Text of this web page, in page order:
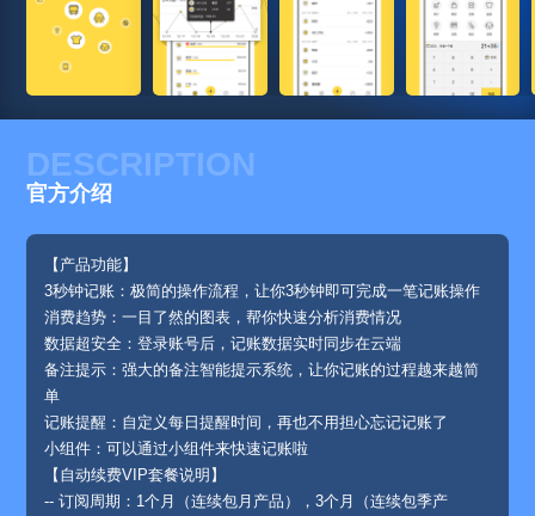
DESCRIPTION
官方介绍
【产品功能】
3秒钟记账：极简的操作流程，让你3秒钟即可完成一笔记账操作
消费趋势：一目了然的图表，帮你快速分析消费情况
数据超安全：登录账号后，记账数据实时同步在云端
备注提示：强大的备注智能提示系统，让你记账的过程越来越简
单
记账提醒：自定义每日提醒时间，再也不用担心忘记记账了
小组件：可以通过小组件来快速记账啦
【自动续费VIP套餐说明】
-- 订阅周期：1个月（连续包月产品），3个月（连续包季产